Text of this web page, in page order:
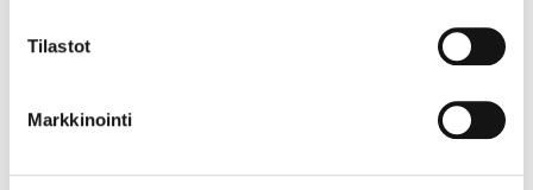
Tilastot
Markkinointi
– Pohdin, mikä saa ihmiset mobilisoitumaan, miten viranomaiset
voi olla, Alaattinoğlu kertoo.
Ympäristöliikkeet ovat ajankohtainen